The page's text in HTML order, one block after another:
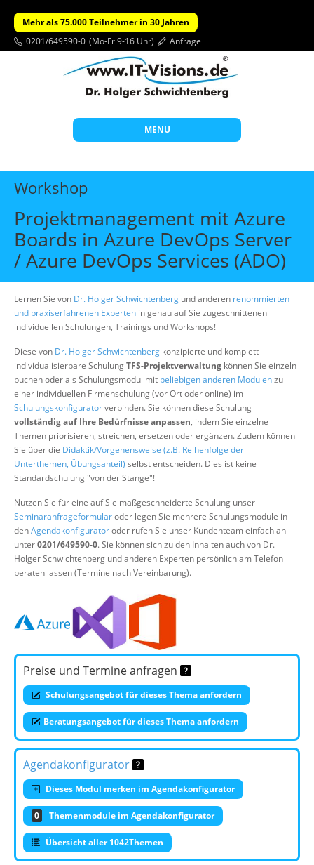
Mehr als 75.000 Teilnehmer in 30 Jahren
0201/649590-0 (Mo-Fr 9-16 Uhr) Anfrage
MENU
Start
Beratung
Individuelle Schulungen
Offene Seminare
Wissen
Über uns
Suche
Workshop
Projektmanagement mit Azure
Boards in Azure DevOps Server
/ Azure DevOps Services (ADO)
Lernen Sie von Dr. Holger Schwichtenberg und anderen renommierten
und praxiserfahrenen Experten in genau auf Sie zugeschnittenen
individuellen Schulungen, Trainings und Workshops!
Diese von Dr. Holger Schwichtenberg konzipierte und komplett
individualisierbare SchulungTFS-Projektverwaltung können Sie einzeln
buchen oder als Schulungsmodul mit beliebigen anderen Modulenzu
einer individuellen Firmenschulung (vor Ort oder online) im
Schulungskonfiguratorverbinden. Sie können diese Schulung
vollständig auf Ihre Bedürfnisse anpassen, indem Sie einzelne
Themen priorisieren, streichen, ersetzen oder ergänzen. Zudem können
Sie über die Didaktik/Vorgehensweise (z.B. Reihenfolge der
Unterthemen, Übungsanteil) selbst entscheiden. Dies ist keine
Standardschulung "von der Stange"!
Nutzen Sie für eine auf Sie maßgeschneiderte Schulung unser
Seminaranfrageformularoder legen Sie mehrere Schulungsmodule in
denAgendakonfiguratoroder rufen Sie unser Kundenteam einfach an
unter0201/649590-0. Sie können sich zu den Inhalten auch von Dr.
Holger Schwichtenberg und anderen Experten persönlich am Telefon
beraten lassen (Termine nach Vereinbarung).
Preise und Termine anfragen
Schulungsangebot für dieses Thema anfordern
Beratungsangebot für dieses Thema anfordern
Agendakonfigurator
Dieses Modul merken im Agendakonfigurator
0 Themenmodule im Agendakonfigurator
Übersicht aller 1042Themen